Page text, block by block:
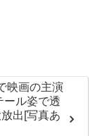
映画の主演
ール姿で透
出[写真あ